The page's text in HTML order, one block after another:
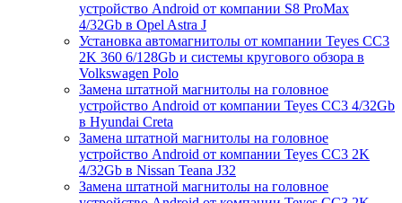
устройство Android от компании S8 ProMax
4/32Gb в Opel Astra J
Установка автомагнитолы от компании Teyes CC3
2K 360 6/128Gb и системы кругового обзора в
Volkswagen Polo
Замена штатной магнитолы на головное
устройство Android от компании Teyes CC3 4/32Gb
в Hyundai Creta
Замена штатной магнитолы на головное
устройство Android от компании Teyes CC3 2K
4/32Gb в Nissan Teana J32
Замена штатной магнитолы на головное